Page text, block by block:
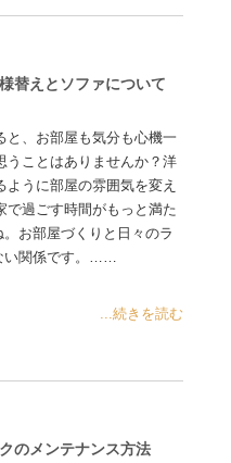
替えとソファについて
と、お部屋も気分も心機一
うことはありませんか？洋
ように部屋の雰囲気を変え
で過ごす時間がもっと満た
お部屋づくりと日々のラ
い関係です。……
...続きを読む
のメンテナンス方法